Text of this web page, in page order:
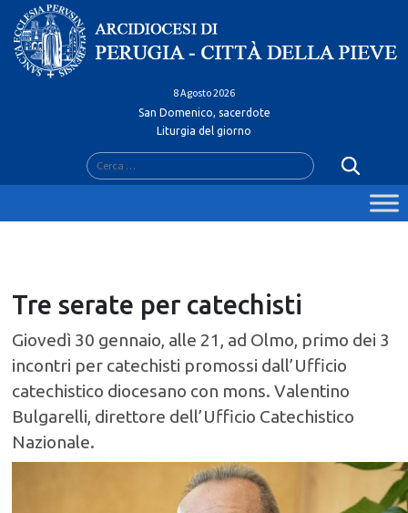
Skip
content
8 Agosto 2026
San Domenico, sacerdote
Liturgia del giorno
Ricerca
per:
Tre serate per catechisti
Giovedì 30 gennaio, alle 21, ad Olmo, primo dei 3
incontri per catechisti promossi dall’Ufficio
catechistico diocesano con mons. Valentino
Bulgarelli, direttore dell’Ufficio Catechistico
Nazionale.